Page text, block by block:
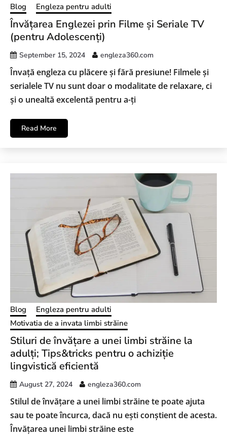
Blog Engleza pentru adulti
Învățarea Englezei prin Filme și Seriale TV
(pentru Adolescenți)
September 15, 2024 engleza360.com
Învață engleza cu plăcere și fără presiune! Filmele și
serialele TV nu sunt doar o modalitate de relaxare, ci
și o unealtă excelentă pentru a-ți
Read More
Blog
Engleza pentru adulti
Motivatia de a invata limbi străine
Stiluri de învățare a unei limbi străine la
adulți; Tips&tricks pentru o achiziție
lingvistică eficientă
August 27, 2024 engleza360.com
Stilul de învățare a unei limbi străine te poate ajuta
sau te poate încurca, dacă nu ești conștient de acesta.
Învățarea unei limbi străine este